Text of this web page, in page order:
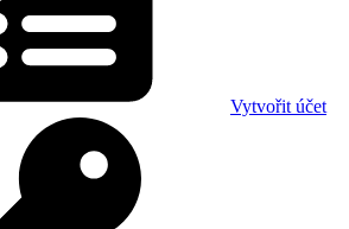
Vytvořit účet